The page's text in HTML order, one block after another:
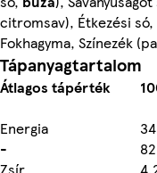
citromsav), Étkezési
Fokhagyma, Színezék
Tápanyagtartalom
Átlagos tápérték
Energia
-